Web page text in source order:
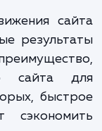
сроки.